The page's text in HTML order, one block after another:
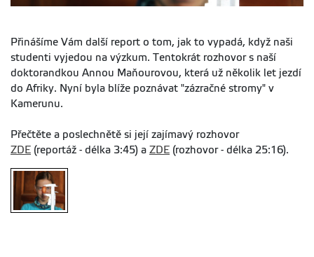
Přinášíme Vám další report o tom, jak to vypadá, když naši
studenti vyjedou na výzkum. Tentokrát rozhovor s naší
doktorandkou Annou Maňourovou, která už několik let jezdí
do Afriky. Nyní byla blíže poznávat "zázračné stromy" v
Kamerunu.
Přečtěte a poslechnětě si její zajímavý rozhovor
ZDE (reportáž - délka 3:45) a ZDE (rozhovor - délka 25:16).